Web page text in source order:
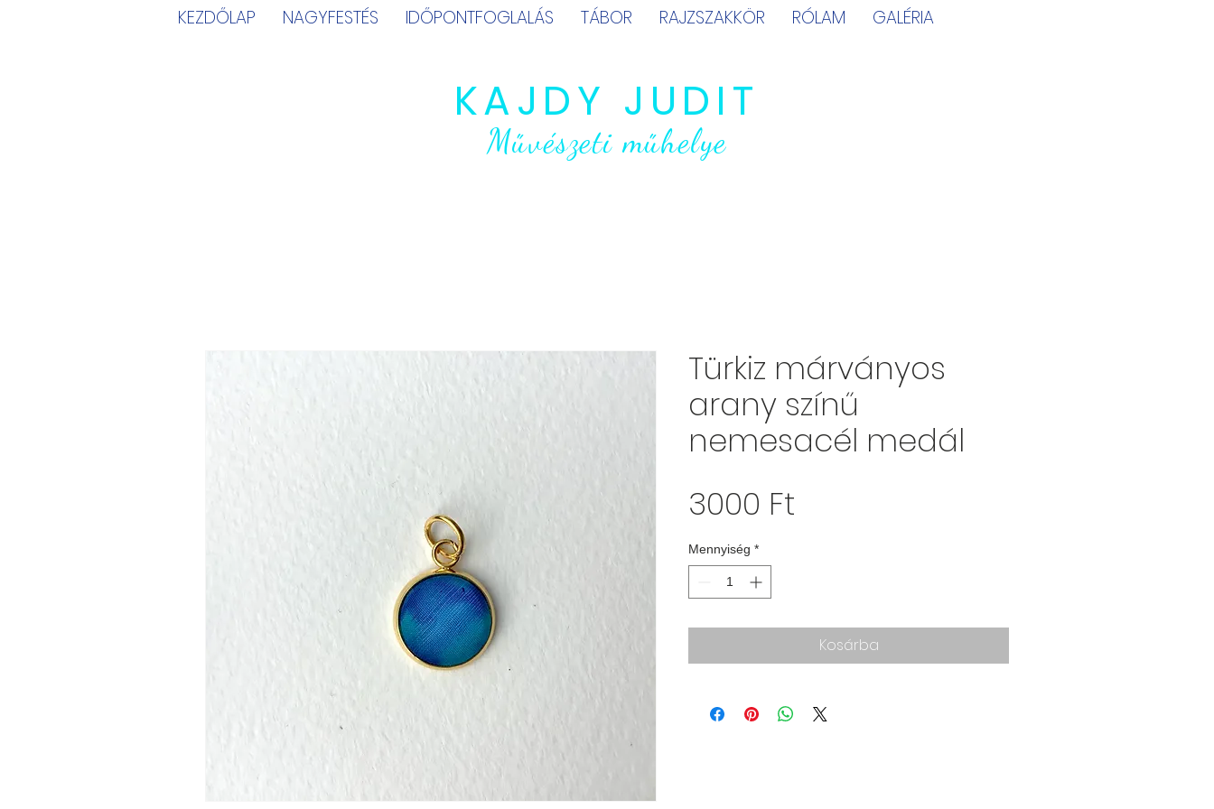
KEZDŐLAP NAGYFESTÉS IDŐPONTFOGLALÁS TÁBOR RAJZSZAKKÖR RÓLAM GALÉRIA
KAJDY JUDIT
Művészeti műhelye
Türkiz márványos
arany színű
nemesacél medál
3000 Ft
Mennyiség *
Kosárba